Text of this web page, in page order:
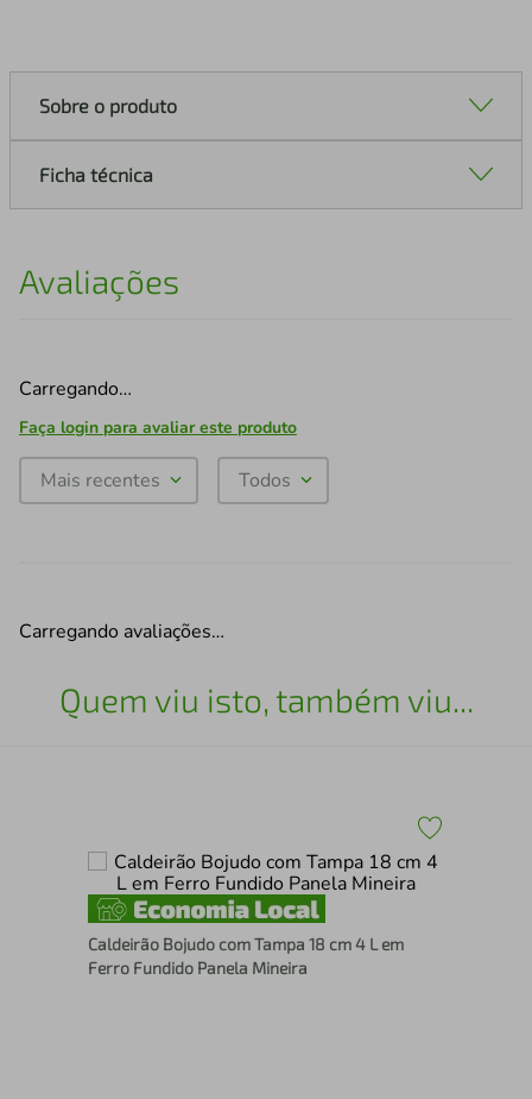
Sobre o produto
Ficha técnica
Avaliações
Carregando…
Faça login para avaliar este produto
Mais recentes Todos
Carregando avaliações…
Quem viu isto, também viu...
Caldeirão Bojudo com Tampa 18 cm 4 L em
Ferro Fundido Panela Mineira